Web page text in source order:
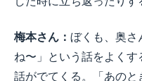
梅本さん： ぼくも、奥さ
ね〜」という話をよく
話がでてくる。「あの